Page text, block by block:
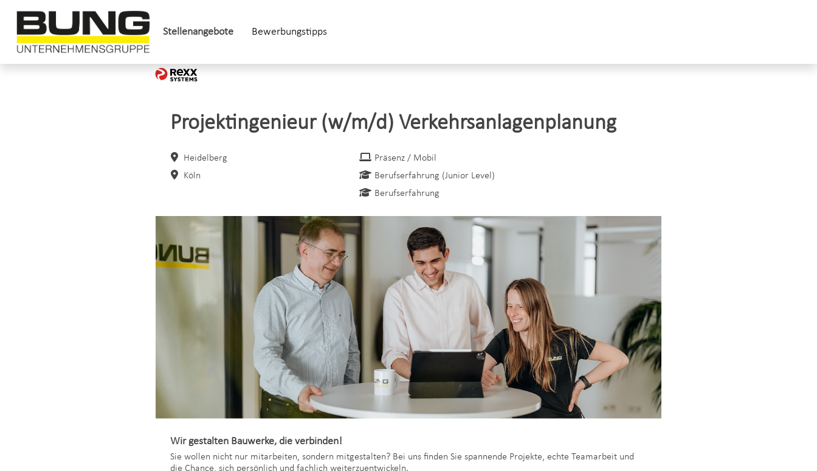
Stellenangebote Bewerbungstipps
Projektingenieur (w/m/d) Verkehrsanlagenplanung
Heidelberg
Köln
Präsenz / Mobil
Berufserfahrung (Junior Level)
Berufserfahrung
Wir gestalten Bauwerke, die verbinden!
Sie wollen nicht nur mitarbeiten, sondern mitgestalten? Bei uns finden Sie spannende Projekte, echte Teamarbeit und
die Chance, sich persönlich und fachlich weiterzuentwickeln.